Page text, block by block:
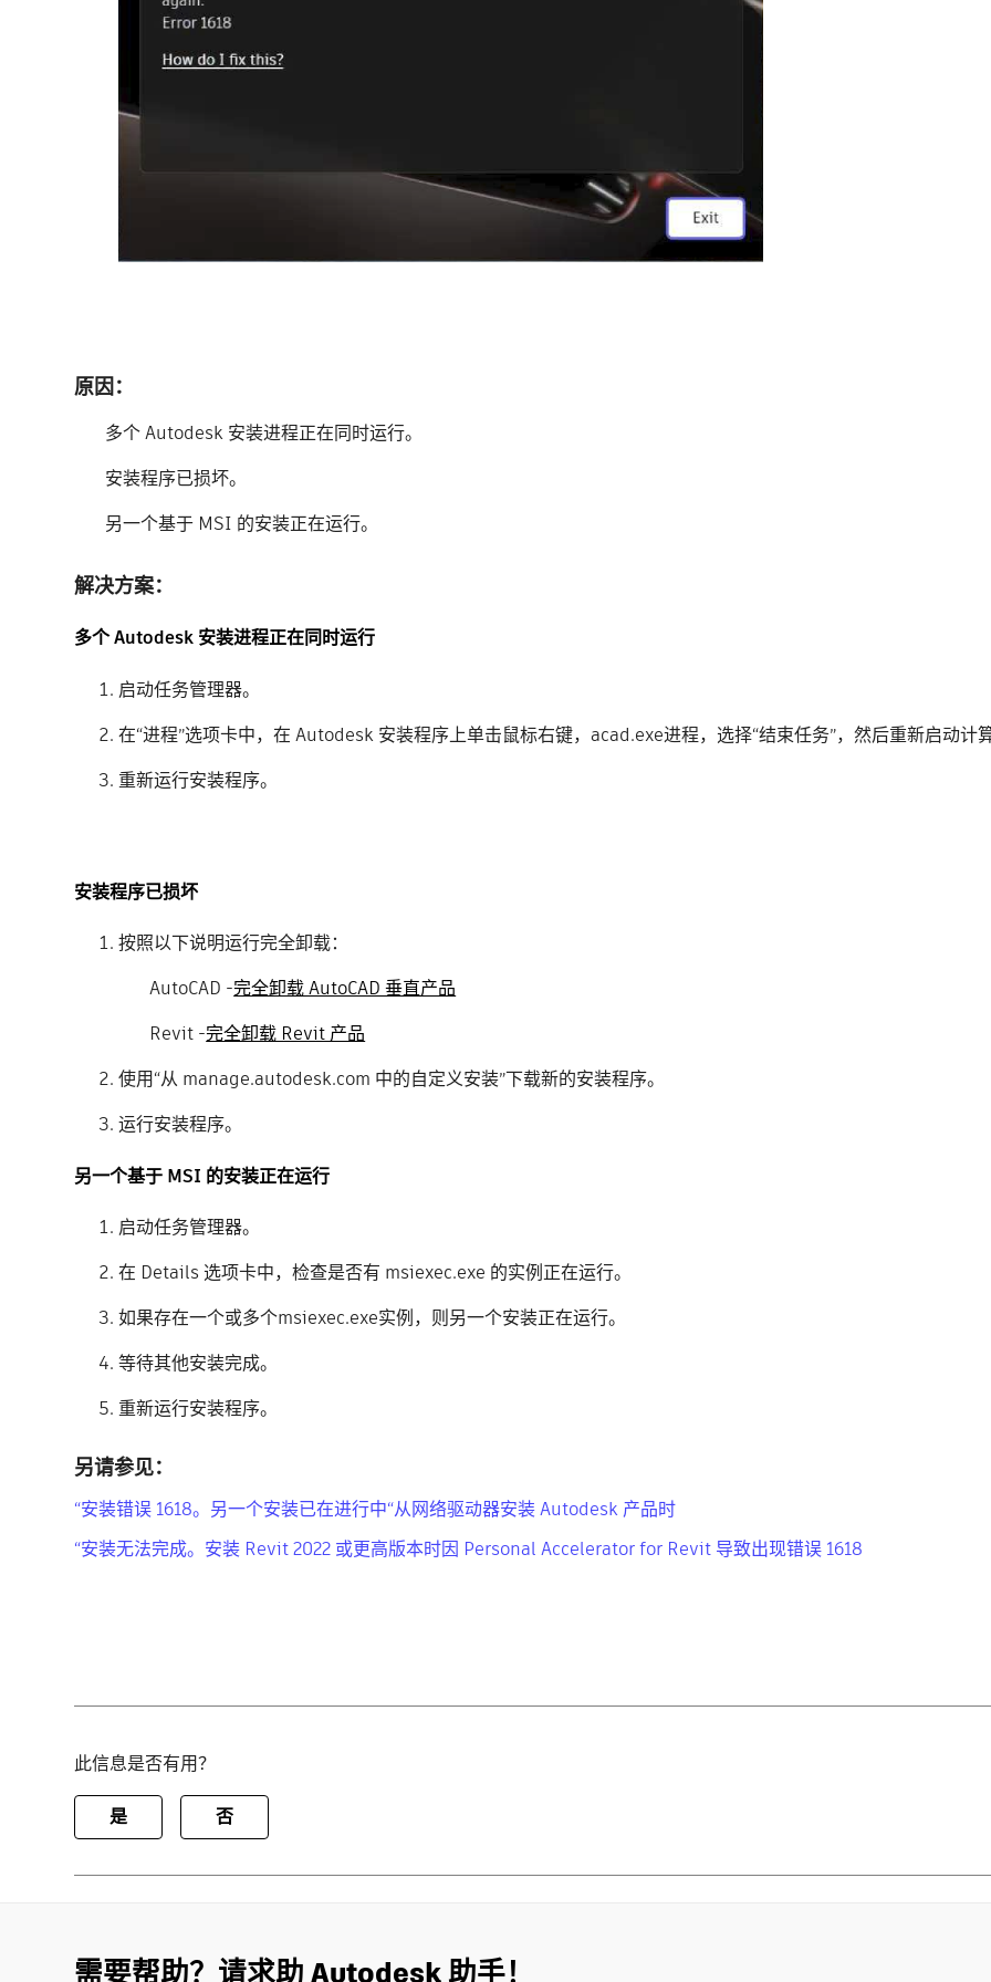
原因：
多个 Autodesk 安装进程正在同时运行。
安装程序已损坏。
另一个基于 MSI 的安装正在运行。
解决方案：
多个 Autodesk 安装进程正在同时运行
启动任务管理器。
在“进程”选项卡中，在 Autodesk 安装程序上单击鼠标右键，acad.exe进程，选择“结束任务”，然后重新启动计
重新运行安装程序。
安装程序已损坏
按照以下说明运行完全卸载：
AutoCAD -完全卸载 AutoCAD 垂直产品
Revit -完全卸载 Revit 产品
使用“从 manage.autodesk.com 中的自定义安装”下载新的安装程序。
运行安装程序。
另一个基于 MSI 的安装正在运行
启动任务管理器。
在 Details 选项卡中，检查是否有 msiexec.exe 的实例正在运行。
如果存在一个或多个msiexec.exe实例，则另一个安装正在运行。
等待其他安装完成。
重新运行安装程序。
另请参见：
“安装错误 1618。另一个安装已在进行中“从网络驱动器安装 Autodesk 产品时
“安装无法完成。安装 Revit 2022 或更高版本时因 Personal Accelerator for Revit 导致出现错误 1618
此信息是否有用？
是 否
需要帮助？请求助 Autodesk 助手！